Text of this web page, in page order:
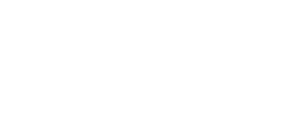
Höhe der Kosten richtet sich nach der
müssen Sie die Verwaltungsgebühren im Voraus
können Sie meistens eine Einzugsermächtigung erteilen.